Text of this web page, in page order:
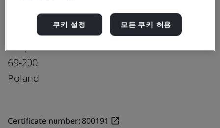
Molex Sp. z o.o.
ul. Poznańska 23
Sulęcin
69-200
Poland
Certificate number: 800191
쿠키 설정 모든 쿠키 허용